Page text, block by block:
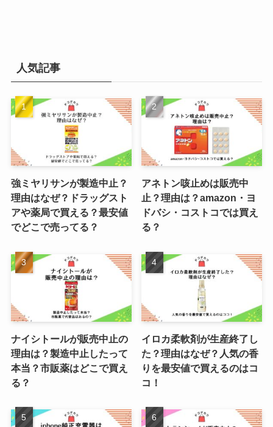
人気記事
強ミヤリサンが製造中止？
理由はなぜ？ドラッグスト
アや薬局で買える？最安値
でどこで売ってる？
アネトン咳止めは販売中
止？理由は？amazon・ヨ
ドバシ・コストコでは買え
る？
ナイシトールが販売中止の
理由は？製造中止したって
本当？市販薬はどこで買え
る？
イロカ柔軟剤が生産終了し
た？理由はなぜ？人気の香
りを最安値で買えるのはコ
コ！